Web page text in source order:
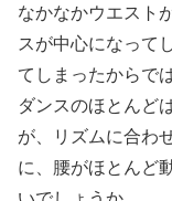
なかなかウエスト
スが中心になって
てしまったからで
ダンスのほとんど
が、リズムに合わ
に、腰がほとんど